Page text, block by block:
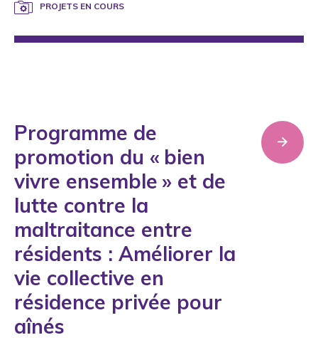
PROJETS EN COURS
Programme de
promotion du « bien
vivre ensemble » et de
lutte contre la
maltraitance entre
résidents : Améliorer la
vie collective en
résidence privée pour
aînés